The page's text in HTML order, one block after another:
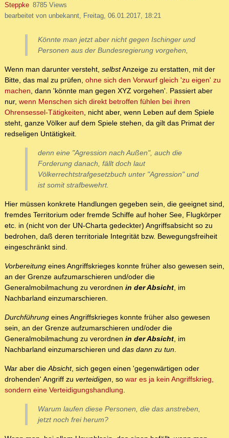
Steppke 8785 Views
bearbeitet von unbekannt, Freitag, 06.01.2017, 18:21
Könnte man jetzt aber nicht gegen Ischinger und
Personen aus der Bundesregierung vorgehen,
Wenn man darunter versteht, selbstAnzeige zu erstatten, mit der
Bitte, das mal zu prüfen, ohne sich den Vorwurf gleich 'zu eigen' zu
machen, dann 'könnte man gegen XYZ vorgehen'. Passiert aber
nur, wenn Menschen sich direkt betroffen fühlen bei ihren
Ohrensessel-Tätigkeiten, nicht aber, wenn Leben auf dem Spiele
steht, ganze Völker auf dem Spiele stehen, da gilt das Primat der
redseligen Untätigkeit.
denn eine "Agression nach Außen", auch die
Forderung danach, fällt doch laut
Völkerrechtstrafgesetzbuch unter "Agression" und
ist somit strafbewehrt.
Hier müssen konkrete Handlungen gegeben sein, die geeignet sind,
fremdes Territorium oder fremde Schiffe auf hoher See, Flugkörper
etc. in (nicht von der UN-Charta gedeckter) Angriffsabsicht so zu
bedrohen, daß deren territoriale Integrität bzw. Bewegungsfreiheit
eingeschränkt sind.
Vorbereitung eines Angriffskrieges konnte früher also gewesen sein,
an der Grenze aufzumarschieren und/oder die
Generalmobilmachung zu verordnen in der Absicht, im
Nachbarland einzumarschieren.
Durchführung eines Angriffskrieges konnte früher also gewesen
sein, an der Grenze aufzumarschieren und/oder die
Generalmobilmachung zu verordnen in der Absicht, im
Nachbarland einzumarschieren und das dann zu tun.
War aber dieAbsicht, sich gegen einen 'gegenwärtigen oder
drohenden' Angriff zu verteidigen, so war es ja kein Angriffskrieg,
sondern eine Verteidigungshandlung.
Warum laufen diese Personen, die das anstreben,
jetzt noch frei herum?